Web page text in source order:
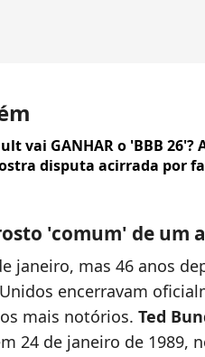
vai GANHAR o 'BBB
disputa acirrada por
'comum' de um
janeiro, mas 46 anos
encerravam
mais notórios. Ted
24 de janeiro de 1989,